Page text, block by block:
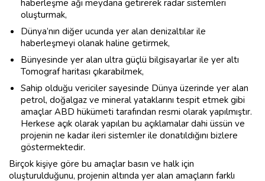
haberleşme ağı meydana getirerek radar sistemleri
oluşturmak,
Dünya’nın diğer ucunda yer alan denizaltılar ile
haberleşmeyi olanak haline getirmek,
Bünyesinde yer alan ultra güçlü bilgisayarlar ile yer altı
Tomograf haritası çıkarabilmek,
Sahip olduğu vericiler sayesinde Dünya üzerinde yer alan
petrol, doğalgaz ve mineral yataklarını tespit etmek gibi
amaçlar ABD hükümeti tarafından resmi olarak yapılmıştır.
Herkese açık olarak yapılan bu açıklamalar dahi üssün ve
projenin ne kadar ileri sistemler ile donatıldığını bizlere
göstermektedir.
Birçok kişiye göre bu amaçlar basın ve halk için
oluşturulduğunu, projenin altında yer alan amaçların farklı